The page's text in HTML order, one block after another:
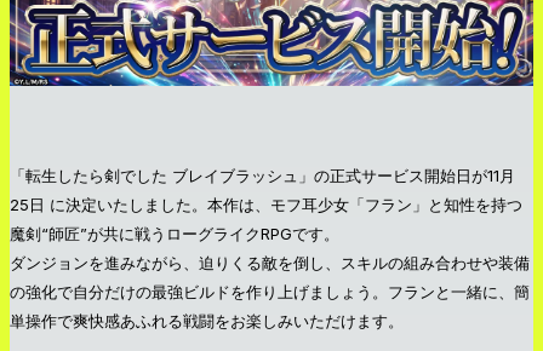
「転生したら剣でした ブレイブラッシュ」の正式サービス開始日が11月
25日 に決定いたしました。本作は、モフ耳少女「フラン」と知性を持つ
魔剣“師匠”が共に戦うローグライクRPGです。
ダンジョンを進みながら、迫りくる敵を倒し、スキルの組み合わせや装備
の強化で自分だけの最強ビルドを作り上げましょう。フランと一緒に、簡
単操作で爽快感あふれる戦闘をお楽しみいただけます。